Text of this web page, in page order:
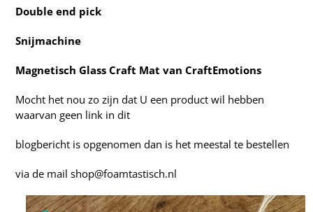
Double end pick
Snijmachine
Magnetisch Glass Craft Mat van CraftEmotions
Mocht het nou zo zijn dat U een product wil hebben
waarvan geen link in dit
blogbericht is opgenomen dan is het meestal te bestellen
via de mailshop@foamtastisch.nl